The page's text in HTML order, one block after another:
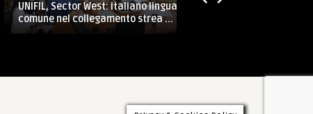
UNIFIL, Sector West: italiano lingua
comune nel collegamento strea ...